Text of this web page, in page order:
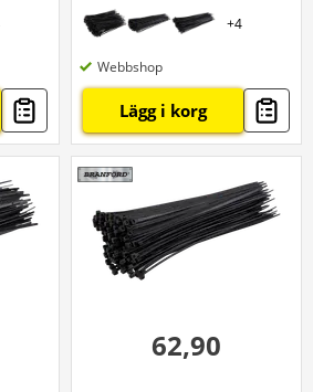
+4
Webbshop
Lägg i korg
62,90